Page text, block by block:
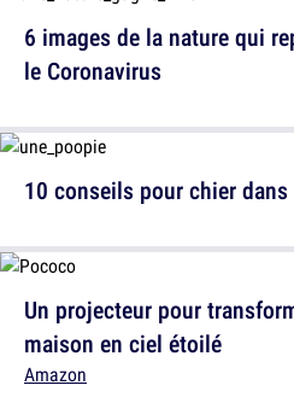
10 conseils pour chier
6 images de la nature qui
le Coronavirus
Un projecteur pour
maison en ciel étoilé
Amazon